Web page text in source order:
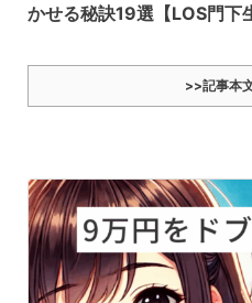
かせる秘訣19選【LOS門下
>>記事本